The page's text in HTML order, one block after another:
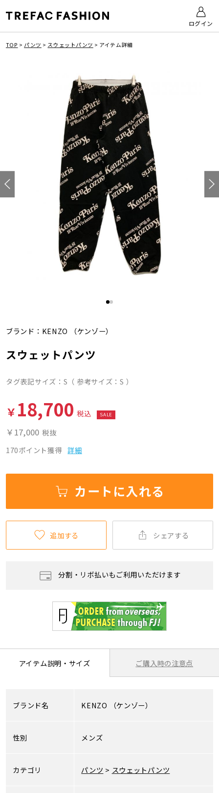
ログイン
TOP > パンツ > スウェットパンツ > アイテム詳細
ブランド： KENZO （ケンゾー）
スウェットパンツ
タグ表記サイズ：S（ 参考サイズ：S ）
￥ 18,700 税込 SALE
￥17,000 税抜
170ポイント獲得 詳細
カートに入れる
追加する シェアする
分割・リボ払いもご利用いただけます
アイテム説明・サイズ ご購入時の注意点
ブランド名 KENZO （ケンゾー）
性別 メンズ
カテゴリ パンツ > スウェットパンツ